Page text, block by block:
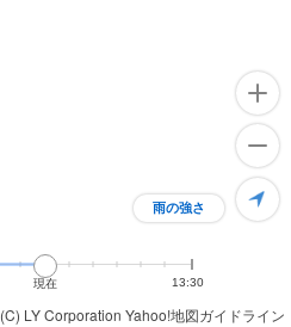
(C) LY Corporation Yahoo!地図ガイドライン
雨の強さ
現在 13:30